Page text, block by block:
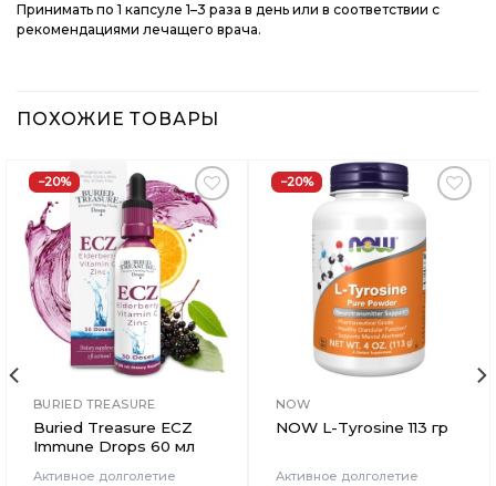
Принимать по 1 капсуле 1–3 раза в день или в соответствии с
рекомендациями лечащего врача.
ПОХОЖИЕ ТОВАРЫ
−20%
Добавить
в
Вишлист
BURIED TREASURE
Buried Treasure ECZ
Immune Drops 60 мл
Активное долголетие
−20%
Вишлист
NOW
NOW L-Tyrosine 113 гр
Активное долголетие